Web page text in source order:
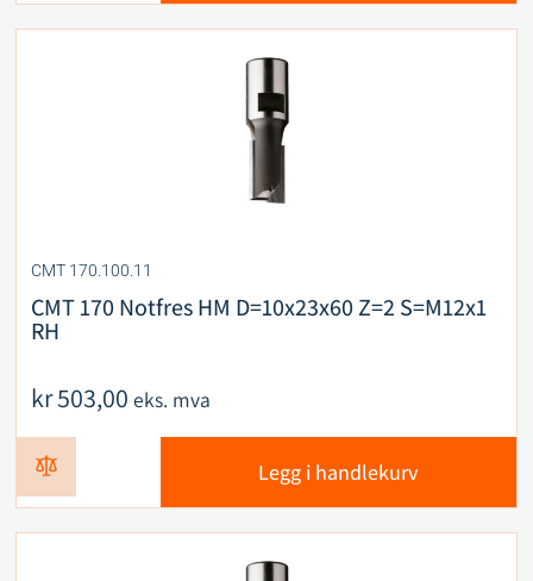
CMT 170.100.11
CMT 170 Notfres HM D=10x23x60 Z=2 S=M12x1
RH
kr503,00 eks. mva
Legg i handlekurv